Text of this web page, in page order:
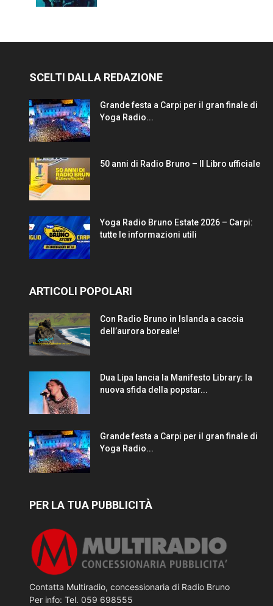
SCELTI DALLA REDAZIONE
Grande festa a Carpi per il gran finale di
Yoga Radio...
50 anni di Radio Bruno – Il Libro ufficiale
Yoga Radio Bruno Estate 2026 – Carpi:
tutte le informazioni utili
ARTICOLI POPOLARI
Con Radio Bruno in Islanda a caccia
dell’aurora boreale!
Dua Lipa lancia la Manifesto Library: la
nuova sfida della popstar...
Grande festa a Carpi per il gran finale di
Yoga Radio...
PER LA TUA PUBBLICITÀ
Contatta Multiradio, concessionaria di Radio Bruno
Per info: Tel. 059 698555